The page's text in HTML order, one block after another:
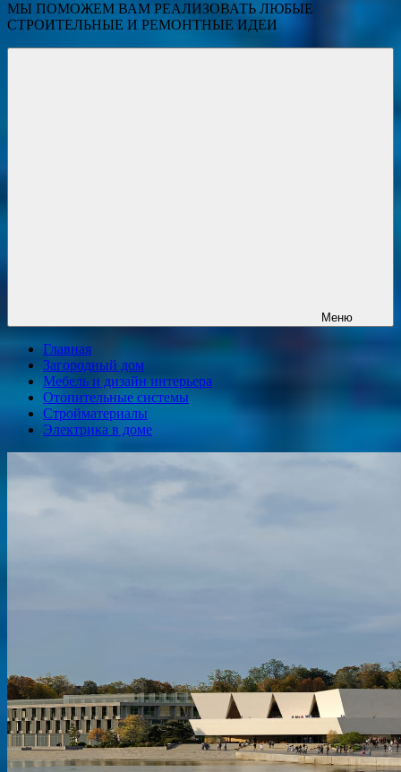
МЫ ПОМОЖЕМ ВАМ РЕАЛИЗОВАТЬ ЛЮБЫЕ
СТРОИТЕЛЬНЫЕ И РЕМОНТНЫЕ ИДЕИ
Меню
Главная
Загородный дом
Мебель и дизайн интерьера
Отопительные системы
Стройматериалы
Электрика в доме